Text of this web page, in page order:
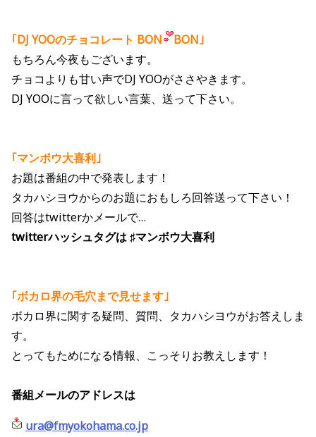
｢DJ YOOのチョコレート BON
BON｣
もちろん今夜もございます。
チョコよりも甘い声でDJ YOOがささやきます。
DJ YOOに言って欲しい言葉、送って下さい。
｢マンボウ大喜利｣
お題は番組の中で発表します！
タカハシヨウからのお題におもしろ回答送って下さい！
回答はtwitterかメールで…
twitterハッシュタグは ♯マンボウ大喜利
｢ボカロ界の毛穴まで見せます｣
ボカロ界に関する疑問、質問、タカハシヨウがお答えしま
す。
とってもためになる情報、こっそりお教えします！
番組メールのアドレスは
ura@fmyokohama.co.jp